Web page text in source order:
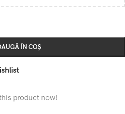
ÎN COȘ
product now!